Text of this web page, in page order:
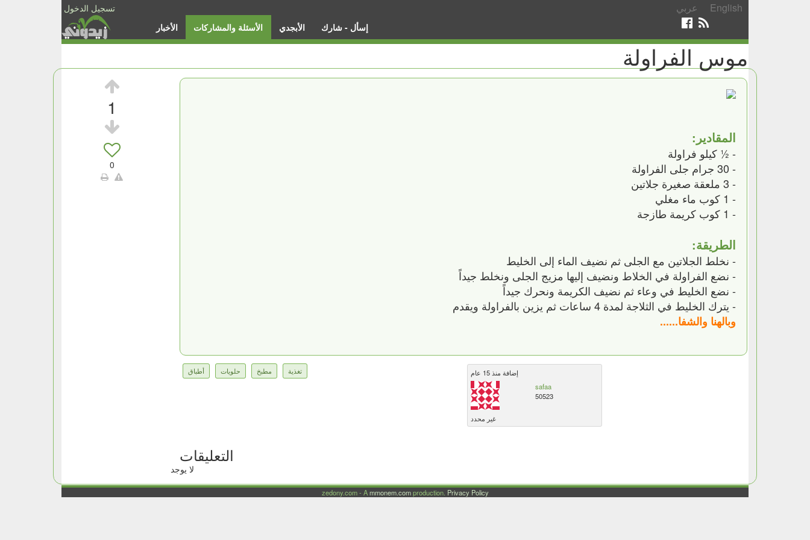
تسجيل الدخول عربي English
الأخبار الأسئلة والمشاركات الأبجدي إسأل - شارك
موس الفراولة
1
0
المقادير:
- ½ كيلو فراولة
- 30 جرام جلى الفراولة
- 3 ملعقة صغيرة جلاتين
- 1 كوب ماء مغلي
- 1 كوب كريمة طازجة
الطريقة:
- نخلط الجلاتين مع الجلى ثم نضيف الماء إلى الخليط
- نضع الفراولة في الخلاط ونضيف إليها مزيج الجلى ونخلط جيداً
- نضع الخليط في وعاء ثم نضيف الكريمة ونحرك جيداً
- يترك الخليط في الثلاجة لمدة 4 ساعات ثم يزين بالفراولة ويقدم
وبالهنا والشفا......
تغذية مطبخ حلويات أطباق
إضافة منذ 15 عام
safaa
50523
غير محدد
التعليقات
لا يوجد
zedony.com - Ammonem.comproduction. Privacy Policy